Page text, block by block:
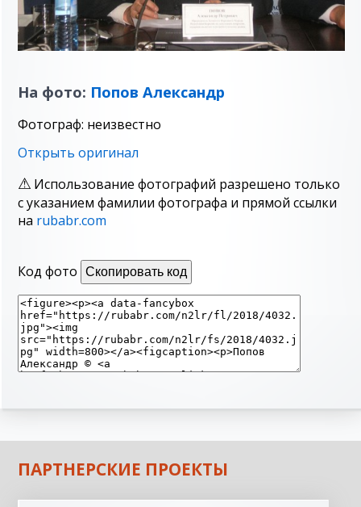
На фото: Попов Александр
Фотограф: неизвестно
Открыть оригинал
Использование фотографий разрешено только
с указанием фамилии фотографа и прямой ссылки
на rubabr.com
Код фото Скопировать код
ПАРТНЕРСКИЕ ПРОЕКТЫ